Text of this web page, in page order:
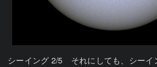
シーイング 2/5　それにしても、シー